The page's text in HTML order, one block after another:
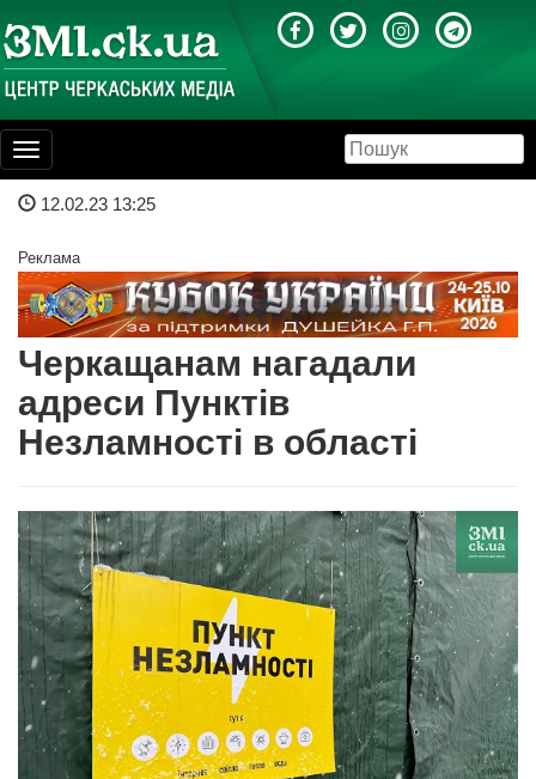
Toggle
navigation
12.02.23 13:25
Реклама
Черкащанам нагадали
адреси Пунктів
Незламності в області